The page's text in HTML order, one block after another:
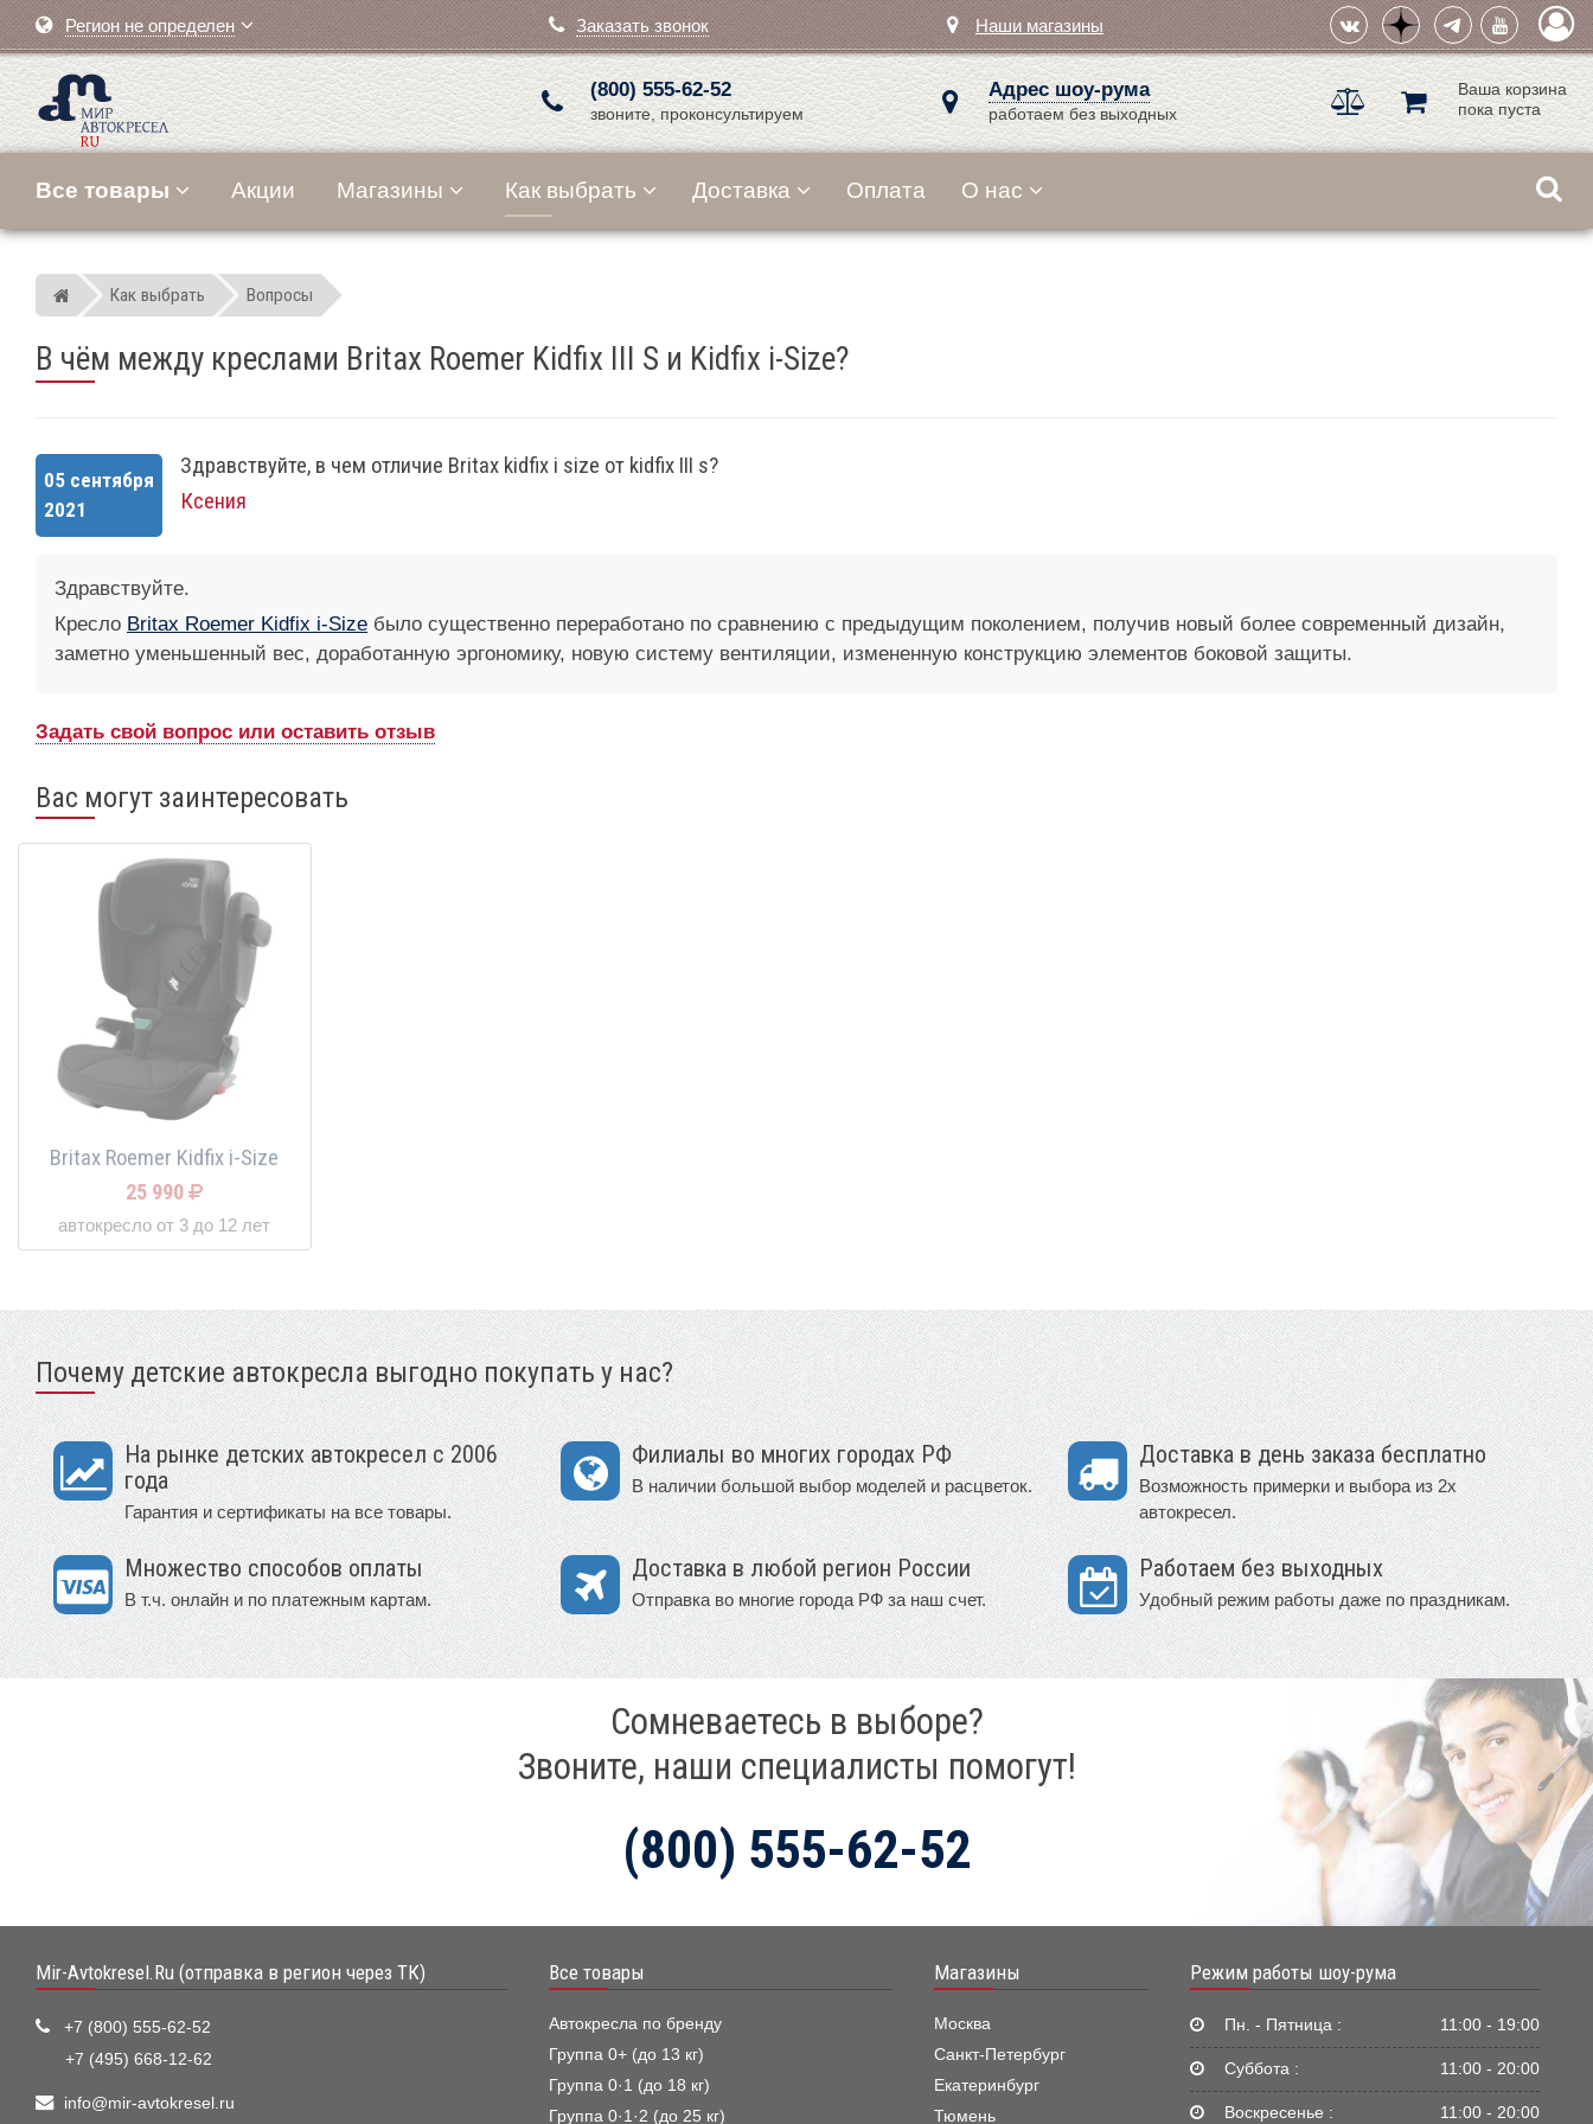
Регион не определен Заказать звонок Наши магазины
(800) 555-62-52
звоните, проконсультируем
Адрес шоу-рума
работаем без выходных
Ваша корзина
пока пуста
Все товары Акции Магазины Как выбрать Доставка Оплата О нас
Мир детских автокресел
Как выбрать Вопросы
В чём между креслами Britax Roemer Kidfix III S и Kidfix i-Size?
05 сентября
2021
Здравствуйте, в чем отличие Britax kidfix i size от kidfix III s?
Ксения
Здравствуйте.
Кресло Britax Roemer Kidfix i-Size было существенно переработано по сравнению с предыдущим поколением, получив новый более современный дизайн,
заметно уменьшенный вес, доработанную эргономику, новую систему вентиляции, измененную конструкцию элементов боковой защиты.
Задать свой вопрос или оставить отзыв
Вас могут заинтересовать
Britax Roemer Kidfix i-Size
25 990
автокресло от 3 до 12 лет
Почему детские автокресла выгодно покупать у нас?
На рынке детских автокресел с 2006
года
Гарантия и сертификаты на все товары.
Филиалы во многих городах РФ
В наличии большой выбор моделей и расцветок.
Доставка в день заказа бесплатно
Возможность примерки и выбора из 2х
автокресел.
Множество способов оплаты
В т.ч. онлайн и по платежным картам.
Доставка в любой регион России
Отправка во многие города РФ за наш счет.
Работаем без выходных
Удобный режим работы даже по праздникам.
Сомневаетесь в выборе?
Звоните, наши специалисты помогут!
(800) 555-62-52
Mir-Avtokresel.Ru (отправка в регион через ТК)
+7 (800) 555-62-52
+7 (495) 668-12-62
info@mir-avtokresel.ru
Все товары
Автокресла по бренду
Группа 0+ (до 13 кг)
Группа 0·1 (до 18 кг)
Группа 0·1·2 (до 25 кг)
Магазины
Москва
Санкт-Петербург
Екатеринбург
Тюмень
Режим работы шоу-рума
Пн. - Пятница : 11:00 - 19:00
Суббота : 11:00 - 20:00
Воскресенье : 11:00 - 20:00